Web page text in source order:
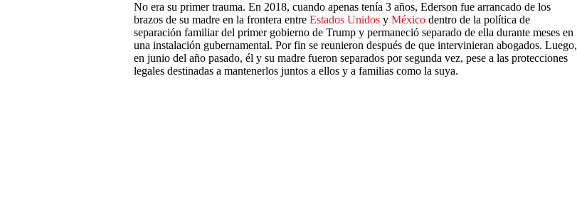
No era su primer trauma. En 2018, cuando apenas tenía 3 años, Ederson fue arrancado de los
brazos de su madre en la frontera entre Estados Unidos y México dentro de la política de
separación familiar del primer gobierno de Trump y permaneció separado de ella durante meses en
una instalación gubernamental. Por fin se reunieron después de que intervinieran abogados. Luego,
en junio del año pasado, él y su madre fueron separados por segunda vez, pese a las protecciones
legales destinadas a mantenerlos juntos a ellos y a familias como la suya.